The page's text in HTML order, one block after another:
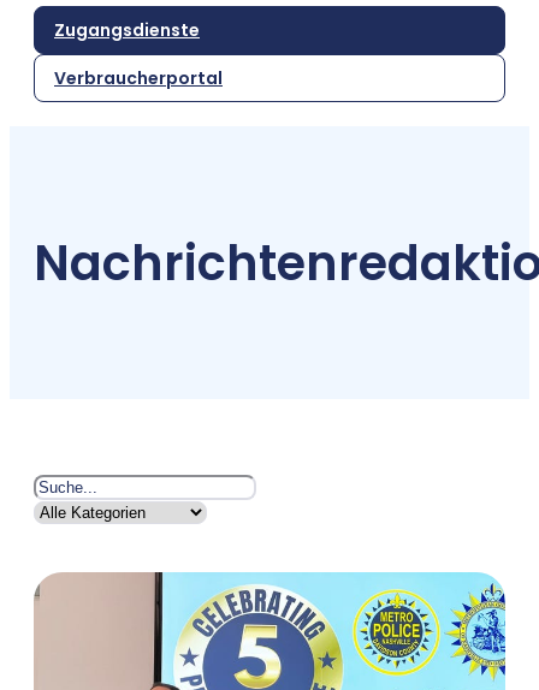
Zugangsdienste
Verbraucherportal